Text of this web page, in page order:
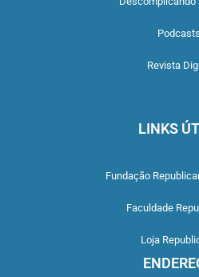
Podcasts
Revista
LINKS
Fundação
Faculdade
Loja